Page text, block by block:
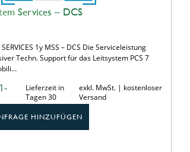
Services – DCS
1y MSS – DCS Die Serviceleistung
Techn. Support für das Leitsystem PCS 7
Lieferzeit in
Tagen 30
exkl. MwSt. | kostenloser
Versand
HINZUFÜGEN